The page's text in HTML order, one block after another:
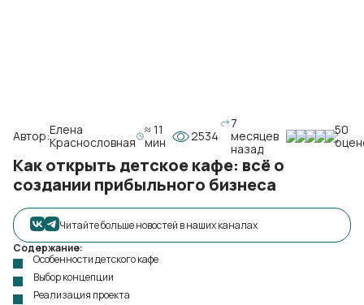
Автор:Елена
Краснословная
≈ 11
мин
2534
7
месяцев
назад
50
Как открыть детское кафе: всё о
создании прибыльного бизнеса
Читайте больше новостей в наших каналах
Содержание:
Особенности детского кафе
Выбор концепции
Реализация проекта